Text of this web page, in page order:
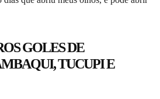
GOLES DE
TUCUPI E